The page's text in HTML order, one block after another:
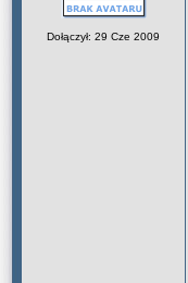
Dołączył: 29 Cze 2009